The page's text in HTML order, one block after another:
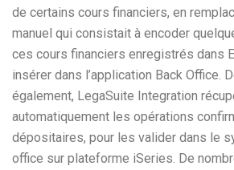
de certains cours financiers, en
manuel qui consistait à encoder
ces cours financiers enregistrés dans
insérer dans l’application Back Office.
également, LegaSuite Integration
automatiquement les opérations
dépositaires, pour les valider dans le
office sur plateforme iSeries. De